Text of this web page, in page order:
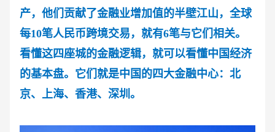
产，他们贡献了金融业增加值的半壁江山，全球
每10笔人民币跨境交易，就有6笔与它们相关。
看懂这四座城的金融逻辑，就可以看懂中国经济
的基本盘。它们就是中国的四大金融中心：北
京、上海、香港、深圳。